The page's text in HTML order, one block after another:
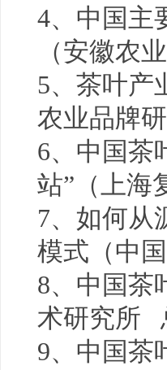
4、中国主
（安徽农
5、茶叶产
农业品牌
6、中国
站”（上海
7、如何从
模式（中
8、中国茶
术研究所
9、中国茶